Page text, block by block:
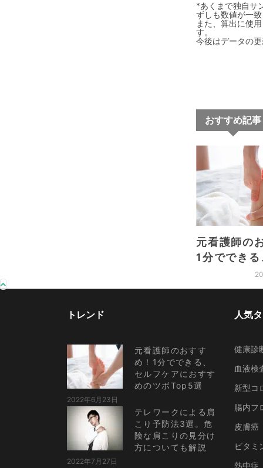
*あくまで独自サ
ずしも数値が一
また、算出に使
す。
今後はデータの
おすすめ記事
元看護師の
1分ででき
ケアにおす
Top5選
トレンド
元看護師のおすす
め！1分でできる、
セルフケアにおすす
めのツボTop5選
2022年6月23日
テレワークによる肩
こり予防法3選。危
険な肩こりの見分け
方についても解説
2022年7月27日
人気
健康診
血液検
新型コ
腸内フ
皮膚癌
ビタミ
熱中症